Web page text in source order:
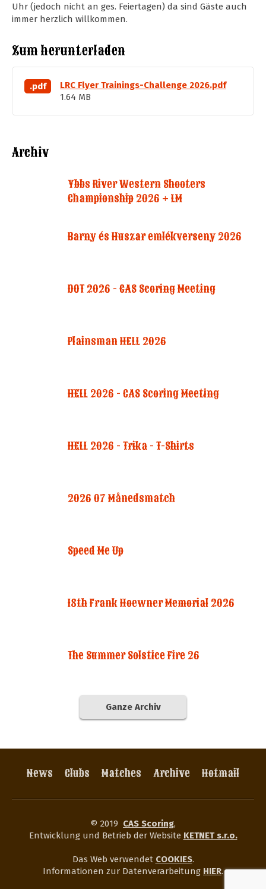
Uhr (jedoch nicht an ges. Feiertagen) da sind Gäste auch
immer herzlich willkommen.
Zum herunterladen
.pdf
LRC Flyer Trainings-Challenge 2026.pdf
1.64 MB
Archiv
Ybbs River Western Shooters
Championship 2026 + LM
Barny és Huszar emlékverseny 2026
DOT 2026 - CAS Scoring Meeting
Plainsman HELL 2026
HELL 2026 - CAS Scoring Meeting
HELL 2026 - Trika - T-Shirts
2026 07 Månedsmatch
Speed Me Up
18th Frank Hoewner Memorial 2026
The Summer Solstice Fire 26
Ganze Archiv
News Clubs Matches Archive Hotmail
© 2019 CAS Scoring,
Entwicklung und Betrieb der Website KETNET s.r.o.
Das Web verwendet COOKIES.
Informationen zur Datenverarbeitung HIER.